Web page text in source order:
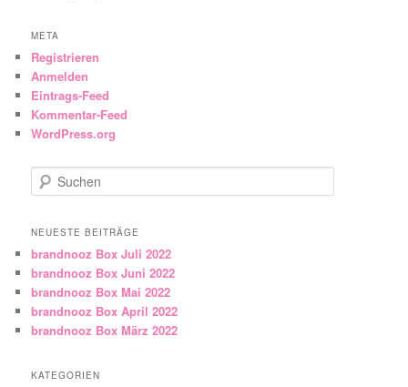
META
Registrieren
Anmelden
Eintrags-Feed
Kommentar-Feed
WordPress.org
Suchen
NEUESTE BEITRÄGE
brandnooz Box Juli 2022
brandnooz Box Juni 2022
brandnooz Box Mai 2022
brandnooz Box April 2022
brandnooz Box März 2022
KATEGORIEN